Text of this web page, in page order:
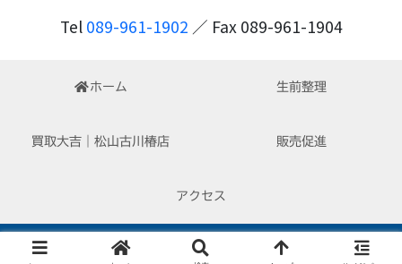
Tel 089-961-1902 ／ Fax 089-961-1904
ホーム 生前整理
買取大吉｜松山古川椿店 販売促進
アクセス
Copyright © 2022-2026 はぴくる All Rights Reserved.